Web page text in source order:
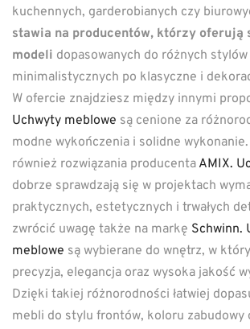
kuchennych, garderobianych czy
stawia na producentów, którzy oferują
modeli dopasowanych do różnych
minimalistycznych po klasyczne i
W ofercie znajdziesz między innymi
Uchwyty meblowe są cenione za
modne wykończenia i solidne
również rozwiązania producenta AMIX.
dobrze sprawdzają się w projektach
praktycznych, estetycznych i trwałych
zwrócić uwagę także na markę Schwinn.
meblowe są wybierane do wnętrz, w
precyzja, elegancja oraz wysoka jakość
Dzięki takiej różnorodności łatwiej
mebli do stylu frontów, koloru zabudowy